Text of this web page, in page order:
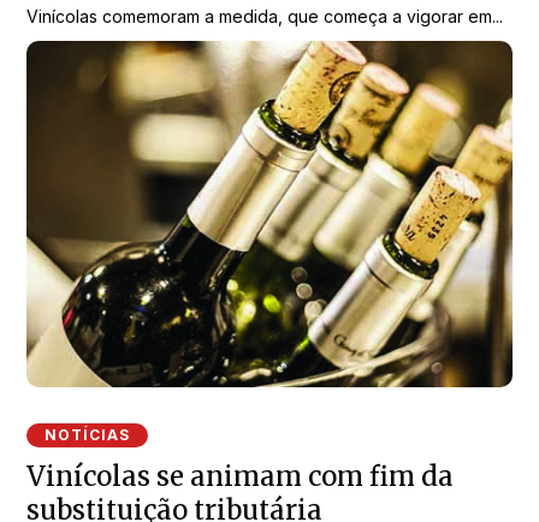
Vinícolas comemoram a medida, que começa a vigorar em...
NOTÍCIAS
Vinícolas se animam com fim da
substituição tributária